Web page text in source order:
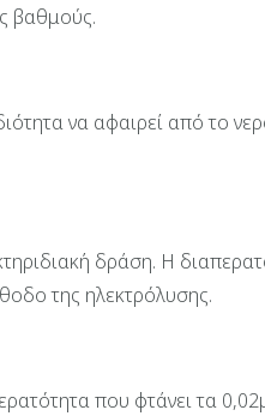
βαθμούς.
να αφαιρεί από το
δράση. Η
της ηλεκτρόλυσης.
που φτάνει τα